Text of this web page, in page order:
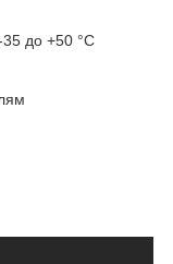
35 до +50 °C